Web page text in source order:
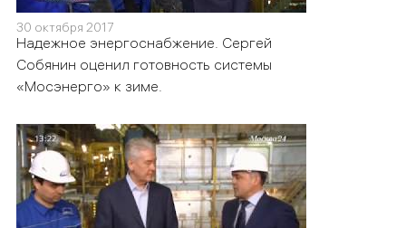
30 октября 2017
Надежное энергоснабжение. Сергей
Собянин оценил готовность системы
«Мосэнерго» к зиме.